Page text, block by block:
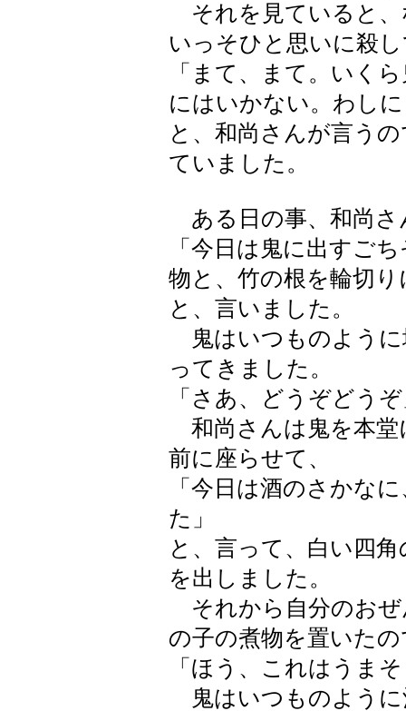
それを見ていると、
いっそひと思いに殺
「まて、まて。いく
にはいかない。わし
と、和尚さんが言う
ていました。
ある日の事、和尚さ
「今日は鬼に出すご
物と、竹の根を輪切
と、言いました。
鬼はいつものように
ってきました。
「さあ、どうぞどう
和尚さんは鬼を本堂
前に座らせて、
「今日は酒のさかな
た」
と、言って、白い四
を出しました。
それから自分のおぜ
の子の煮物を置いた
「ほう、これはうま
鬼はいつものように